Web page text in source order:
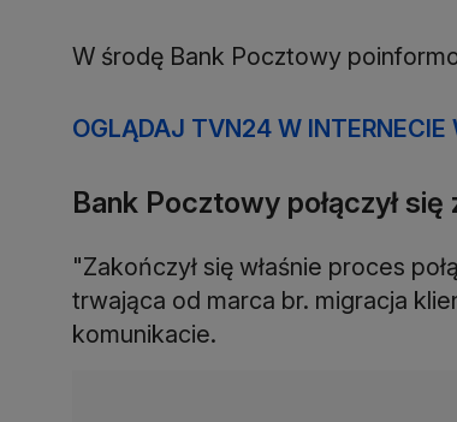
W środę Bank Pocztowy
OGLĄDAJ TVN24 W
Bank Pocztowy połączył się
"Zakończył się właśnie proces
trwająca od marca br. migracja
komunikacie.